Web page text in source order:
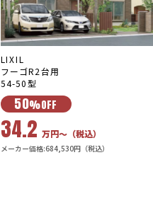
LIXIL
フーゴR2台用
54-50型
50%OFF
34.2 万円〜（税込）
メーカー価格:684,530円（税込）